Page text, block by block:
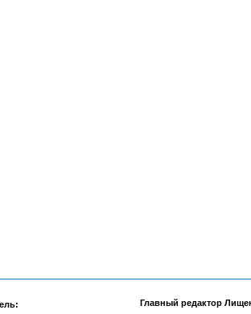
Главный редактор